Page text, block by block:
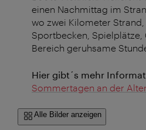
einen Nachmittag im
wo zwei Kilometer
Sportbecken, Spielplätze,
Bereich geruhsame
Hier gibt´s mehr
Sommertagen an der
Alle Bilder anzeigen